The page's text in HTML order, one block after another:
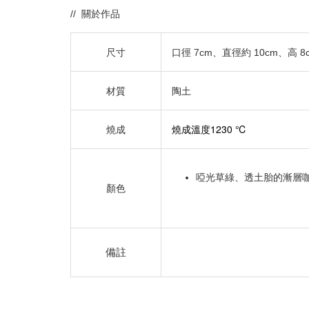
// 關於作品
尺寸 口徑 7cm、直徑約 10cm、 高
材質 陶土​
燒成 燒成溫度1230 ℃
顏色
啞光草綠、透土胎的漸層
備註